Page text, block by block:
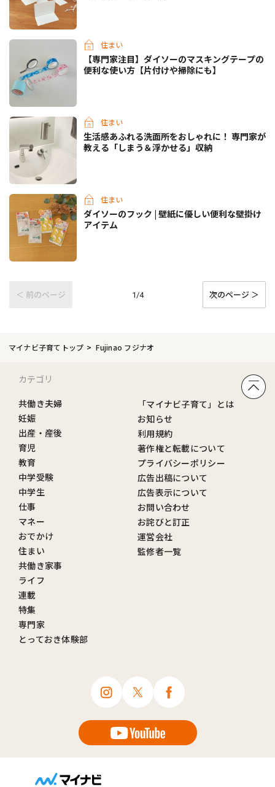
住まい
【専門家注目】ダイソーのマスキングテープの
便利な使い方【片付けや掃除にも】
住まい
生活感あふれる洗面所をおしゃれに！ 専門家が
教える「しまう＆浮かせる」収納
住まい
ダイソーのフック | 壁紙に優しい便利な壁掛け
アイテム
＜ 前のページ 1/4 次のページ ＞
マイナビ子育てトップ Fujinao フジナオ
カテゴリ
共働き夫婦
妊娠
出産・産後
育児
教育
中学受験
中学生
仕事
マネー
おでかけ
住まい
共働き家事
ライフ
連載
特集
専門家
とっておき体験部
「マイナビ子育て」とは
お知らせ
利用規約
著作権と転載について
プライバシーポリシー
広告出稿について
広告表示について
お問い合わせ
お詫びと訂正
運営会社
監修者一覧